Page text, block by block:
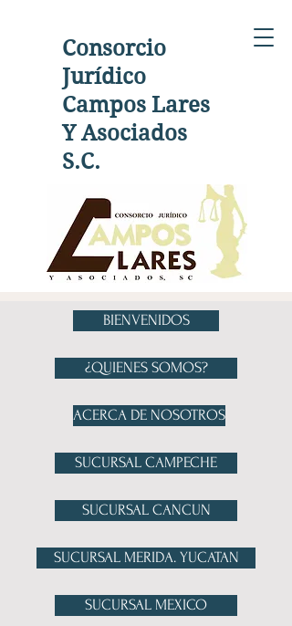
Consorcio
Jurídico
Campos Lares
Y Asociados
S.C.
BIENVENIDOS
¿QUIENES SOMOS?
ACERCA DE NOSOTROS
SUCURSAL CAMPECHE
SUCURSAL CANCUN
SUCURSAL MERIDA. YUCATAN
SUCURSAL MEXICO